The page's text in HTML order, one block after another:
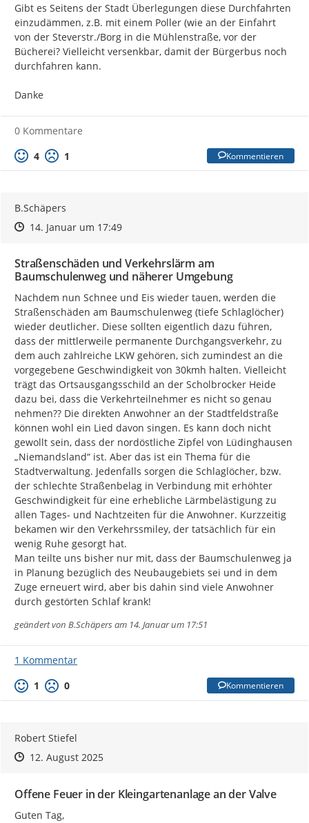
Gibt es Seitens der Stadt Überlegungen diese Durchfahrten
einzudämmen, z.B. mit einem Poller (wie an der Einfahrt
von der Steverstr./Borg in die Mühlenstraße, vor der
Bücherei? Vielleicht versenkbar, damit der Bürgerbus noch
durchfahren kann.
Danke
0 Kommentare
4
1 Kommentieren
B.Schäpers
Zeitpunkt des Erstellens
Zeitpunkt des Erstellens
14. Januar um 17:49Zur Äußerung
Straßenschäden und Verkehrslärm am
Baumschulenweg und näherer Umgebung
Nachdem nun Schnee und Eis wieder tauen, werden die
Straßenschäden am Baumschulenweg (tiefe Schlaglöcher)
wieder deutlicher. Diese sollten eigentlich dazu führen,
dass der mittlerweile permanente Durchgangsverkehr, zu
dem auch zahlreiche LKW gehören, sich zumindest an die
vorgegebene Geschwindigkeit von 30kmh halten. Vielleicht
trägt das Ortsausgangsschild an der Scholbrocker Heide
dazu bei, dass die Verkehrteilnehmer es nicht so genau
nehmen?? Die direkten Anwohner an der Stadtfeldstraße
können wohl ein Lied davon singen. Es kann doch nicht
gewollt sein, dass der nordöstliche Zipfel von Lüdinghausen
„Niemandsland“ ist. Aber das ist ein Thema für die
Stadtverwaltung. Jedenfalls sorgen die Schlaglöcher, bzw.
der schlechte Straßenbelag in Verbindung mit erhöhter
Geschwindigkeit für eine erhebliche Lärmbelästigung zu
allen Tages- und Nachtzeiten für die Anwohner. Kurzzeitig
bekamen wir den Verkehrssmiley, der tatsächlich für ein
wenig Ruhe gesorgt hat.
Man teilte uns bisher nur mit, dass der Baumschulenweg ja
in Planung bezüglich des Neubaugebiets sei und in dem
Zuge erneuert wird, aber bis dahin sind viele Anwohner
durch gestörten Schlaf krank!
geändert von B.Schäpers am 14. Januar um 17:51
1 Kommentar
1
0 Kommentieren
Robert Stiefel
Zeitpunkt des Erstellens
Zeitpunkt des Erstellens
12. August 2025Zur Äußerung
Offene Feuer in der Kleingartenanlage an der Valve
Guten Tag,